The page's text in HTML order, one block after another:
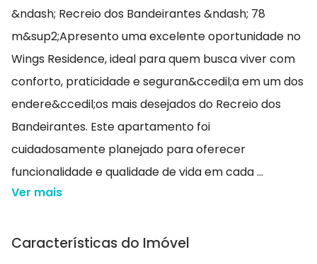
&ndash; Recreio dos Bandeirantes &ndash; 78
m&sup2;Apresento uma excelente oportunidade no
Wings Residence, ideal para quem busca viver com
conforto, praticidade e seguran&ccedil;a em um dos
endere&ccedil;os mais desejados do Recreio dos
Bandeirantes. Este apartamento foi
cuidadosamente planejado para oferecer
funcionalidade e qualidade de vida em cada ...
Ver mais
Características do Imóvel